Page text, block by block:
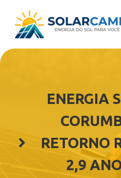
conteúdo
ENERGIA
RETORNO
2,9